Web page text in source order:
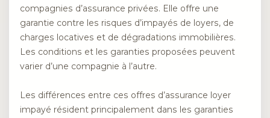
compagnies d’assurance privées. Elle offre une
garantie contre les risques d’impayés de loyers, de
charges locatives et de dégradations immobilières.
Les conditions et les garanties proposées peuvent
varier d’une compagnie à l’autre.
Les différences entre ces offres d’assurance loyer
impayé résident principalement dans les garanties